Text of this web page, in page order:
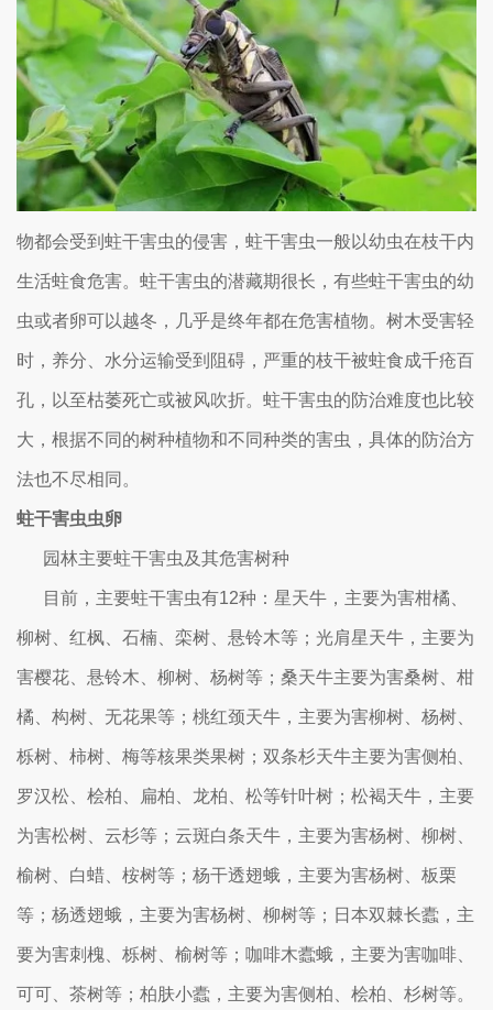
物都会受到蛀干害虫的侵害，蛀干害虫一般以幼虫在枝干内
生活蛀食危害。蛀干害虫的潜藏期很长，有些蛀干害虫的幼
虫或者卵可以越冬，几乎是终年都在危害植物。树木受害轻
时，养分、水分运输受到阻碍，严重的枝干被蛀食成千疮百
孔，以至枯萎死亡或被风吹折。蛀干害虫的防治难度也比较
大，根据不同的树种植物和不同种类的害虫，具体的防治方
法也不尽相同。
蛀干害虫虫卵
园林主要蛀干害虫及其危害树种
目前，主要蛀干害虫有12种：星天牛，主要为害柑橘、
柳树、红枫、石楠、栾树、悬铃木等；光肩星天牛，主要为
害樱花、悬铃木、柳树、杨树等；桑天牛主要为害桑树、柑
橘、构树、无花果等；桃红颈天牛，主要为害柳树、杨树、
栎树、柿树、梅等核果类果树；双条杉天牛主要为害侧柏、
罗汉松、桧柏、扁柏、龙柏、松等针叶树；松褐天牛，主要
为害松树、云杉等；云斑白条天牛，主要为害杨树、柳树、
榆树、白蜡、桉树等；杨干透翅蛾，主要为害杨树、板栗
等；杨透翅蛾，主要为害杨树、柳树等；日本双棘长蠹，主
要为害刺槐、栎树、榆树等；咖啡木蠹蛾，主要为害咖啡、
可可、茶树等；柏肤小蠹，主要为害侧柏、桧柏、杉树等。